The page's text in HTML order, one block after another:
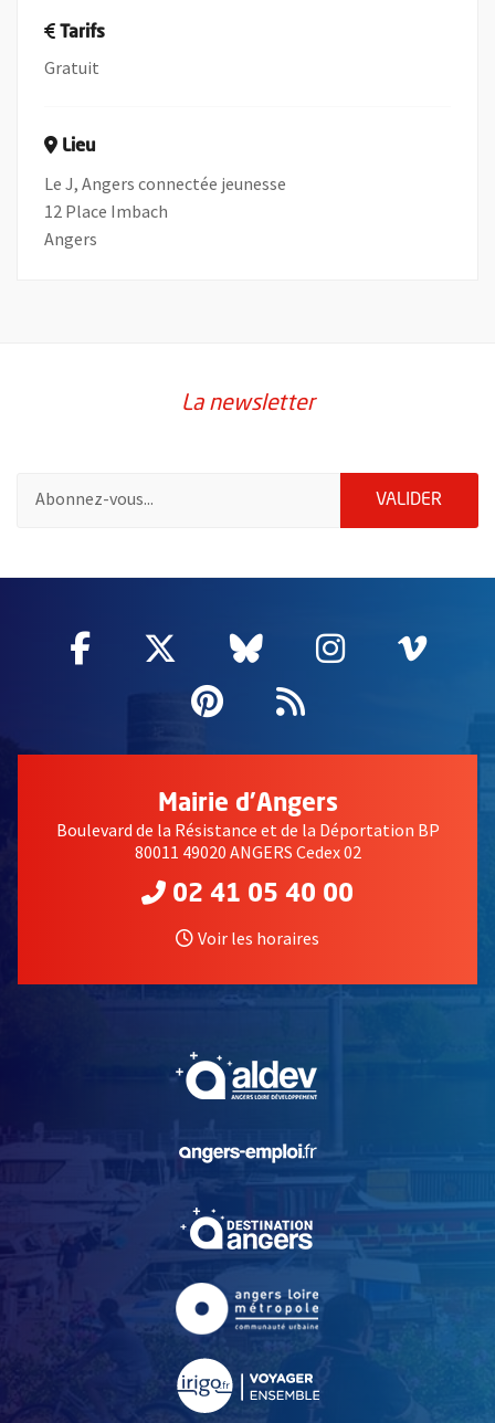
Tarifs
Gratuit
Lieu
Le J, Angers connectée jeunesse
12 Place Imbach
Angers
La newsletter
VALIDER
Facebook
, Ouvre une nouvelle fenêtre
Twitter
, Ouvre une nouvelle
Bluesky
, Ouvre une
Instagram
, Ouvre
,
Pinterest
, Ouvre une
Flux RSS
Mairie d'Angers
Boulevard de la Résistance et de la Déportation BP
80011 49020 ANGERS Cedex 02
02 41 05 40 00
Voir les horaires
, Ouvre une nouvelle
, Ouvre une nouvelle